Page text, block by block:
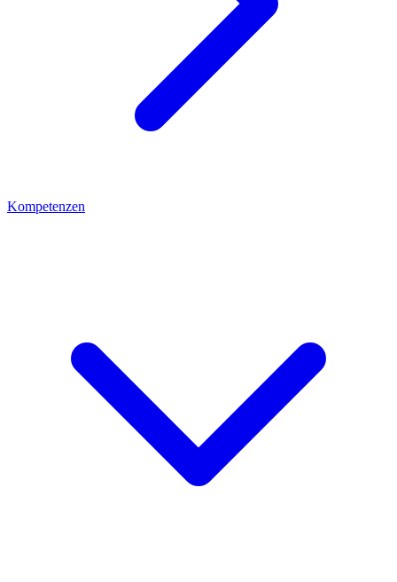
Kompetenzen